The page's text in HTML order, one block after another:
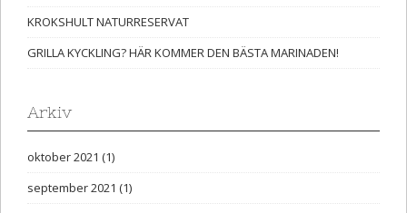
KROKSHULT NATURRESERVAT
GRILLA KYCKLING? HÄR KOMMER DEN BÄSTA MARINADEN!
Arkiv
oktober 2021 (1)
september 2021 (1)